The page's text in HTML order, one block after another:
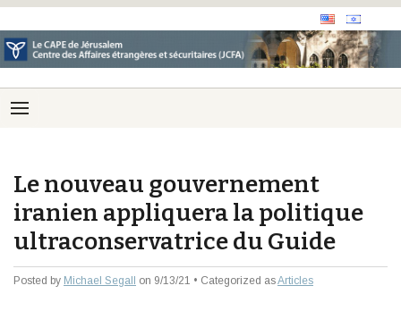
Le nouveau gouvernement
iranien appliquera la politique
ultraconservatrice du Guide
Posted by Michael Segall on 9/13/21 • Categorized asArticles